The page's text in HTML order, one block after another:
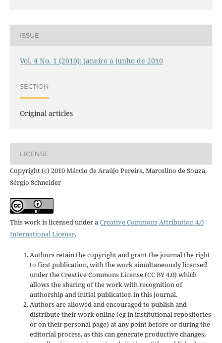
ISSUE
Vol. 4 No. 1 (2010): janeiro a junho de 2010
SECTION
Original articles
LICENSE
Copyright (c) 2010 Márcio de Araújo Pereira, Marcelino de Souza,
Sérgio Schneider
This work is licensed under aCreative Commons Attribution 4.0
International License.
Authors retain the copyright and grant the journal the right
to first publication, with the work simultaneously licensed
under the Creative Commons License (CC BY 4.0) which
allows the sharing of the work with recognition of
authorship and initial publication in this journal.
Authors are allowed and encouraged to publish and
distribute their work online (eg in institutional repositories
or on their personal page) at any point before or during the
editorial process, as this can generate productive changes,